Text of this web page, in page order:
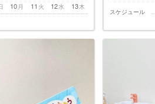
月
10 火
11 水
12 木
13
スケジュール